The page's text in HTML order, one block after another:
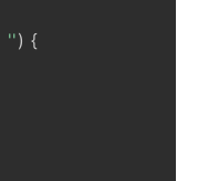
'') {